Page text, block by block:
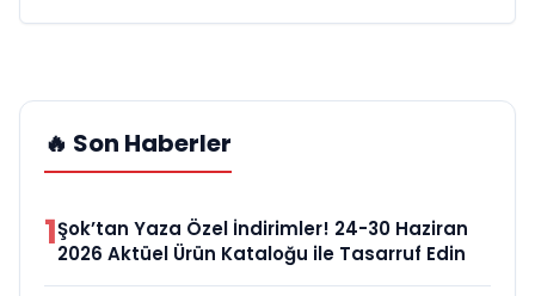
🔥 Son Haberler
1Şok’tan Yaza Özel İndirimler! 24-30 Haziran
2026 Aktüel Ürün Kataloğu ile Tasarruf Edin